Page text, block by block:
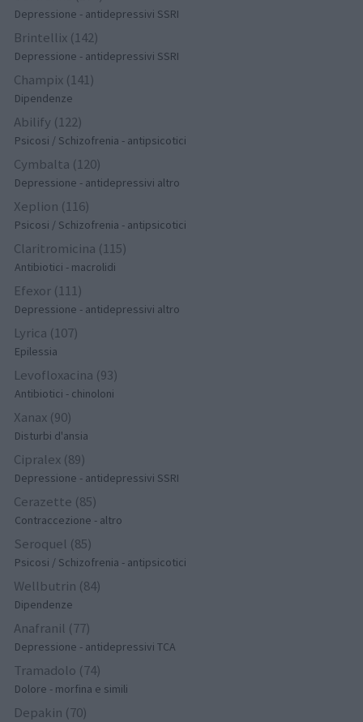
Depressione - antidepressivi SSRI
Brintellix (142)
Depressione - antidepressivi SSRI
Champix (141)
Dipendenze
Abilify (122)
Psicosi / Schizofrenia - antipsicotici
Cymbalta (120)
Depressione - antidepressivi altro
Xeplion (116)
Psicosi / Schizofrenia - antipsicotici
Claritromicina (115)
Antibiotici - macrolidi
Efexor (111)
Depressione - antidepressivi altro
Lyrica (107)
Epilessia
Levofloxacina (93)
Antibiotici - chinoloni
Xanax (90)
Disturbi d'ansia
Cipralex (89)
Depressione - antidepressivi SSRI
Cerazette (85)
Contraccezione - altro
Seroquel (85)
Psicosi / Schizofrenia - antipsicotici
Wellbutrin (84)
Dipendenze
Anafranil (77)
Depressione - antidepressivi TCA
Tramadolo (74)
Dolore - morfina e simili
Depakin (70)